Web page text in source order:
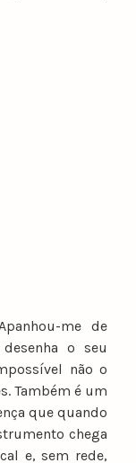
me de
o seu
não o
Também é um
que quando
chega
e, sem rede,